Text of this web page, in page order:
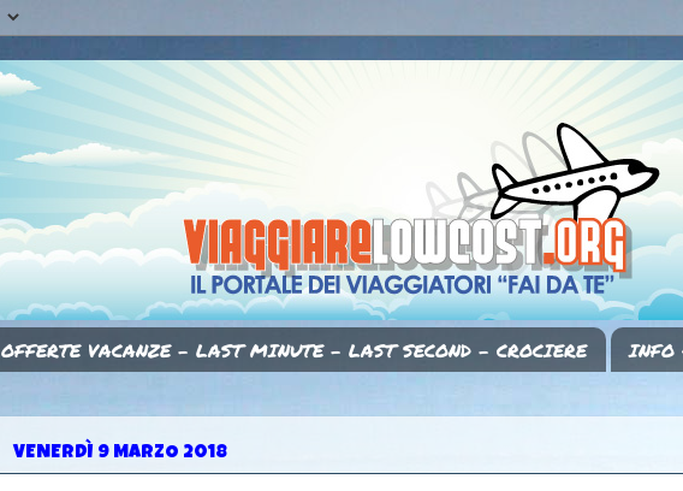
OFFERTE VACANZE - LAST MINUTE - LAST SECOND - CROCIERE INFO
VENERDÌ 9 MARZO 2018